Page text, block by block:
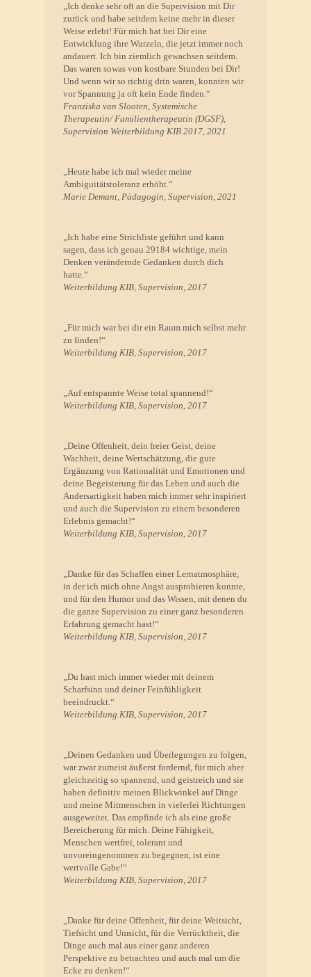
„Ich denke sehr oft an die Supervision mit Dir
zurück und habe seitdem keine mehr in dieser
Weise erlebt! Für mich hat bei Dir eine
Entwicklung ihre Wurzeln, die jetzt immer noch
andauert. Ich bin ziemlich gewachsen seitdem.
Das waren sowas von kostbare Stunden bei Dir!
Und wenn wir so richtig drin waren, konnten wir
vor Spannung ja oft kein Ende finden.“
Franziska van Slooten, Systemische
Therapeutin/ Familientherapeutin (DGSF),
Supervision Weiterbildung KIB 2017, 2021
„Heute habe ich mal wieder meine
Ambiguitätstoleranz erhöht.“
Marie Demant, Pädagogin, Supervision, 2021
„Ich habe eine Strichliste geführt und kann
sagen, dass ich genau 29184 wichtige, mein
Denken verändernde Gedanken durch dich
hatte.“
Weiterbildung KIB, Supervision, 2017
„Für mich war bei dir ein Raum mich selbst mehr
zu finden!“
Weiterbildung KIB, Supervision, 2017
„Auf entspannte Weise total spannend!“
Weiterbildung KIB, Supervision, 2017
„Deine Offenheit, dein freier Geist, deine
Wachheit, deine Wertschätzung, die gute
Ergänzung von Rationalität und Emotionen und
deine Begeisterung für das Leben und auch die
Andersartigkeit haben mich immer sehr inspiriert
und auch die Supervision zu einem besonderen
Erlebnis gemacht!“
Weiterbildung KIB, Supervision, 2017
„Danke für das Schaffen einer Lernatmosphäre,
in der ich mich ohne Angst ausprobieren konnte,
und für den Humor und das Wissen, mit denen du
die ganze Supervision zu einer ganz besonderen
Erfahrung gemacht hast!“
Weiterbildung KIB, Supervision, 2017
„Du hast mich immer wieder mit deinem
Scharfsinn und deiner Feinfühligkeit
beeindruckt.“
Weiterbildung KIB, Supervision, 2017
„Deinen Gedanken und Überlegungen zu folgen,
war zwar zumeist äußerst fordernd, für mich aber
gleichzeitig so spannend, und geistreich und sie
haben definitiv meinen Blickwinkel auf Dinge
und meine Mitmenschen in vielerlei Richtungen
ausgeweitet. Das empfinde ich als eine große
Bereicherung für mich. Deine Fähigkeit,
Menschen wertfrei, tolerant und
unvoreingenommen zu begegnen, ist eine
wertvolle Gabe!“
Weiterbildung KIB, Supervision, 2017
„Danke für deine Offenheit, für deine Weitsicht,
Tiefsicht und Umsicht, für die Verrücktheit, die
Dinge auch mal aus einer ganz anderen
Perspektive zu betrachten und auch mal um die
Ecke zu denken!“